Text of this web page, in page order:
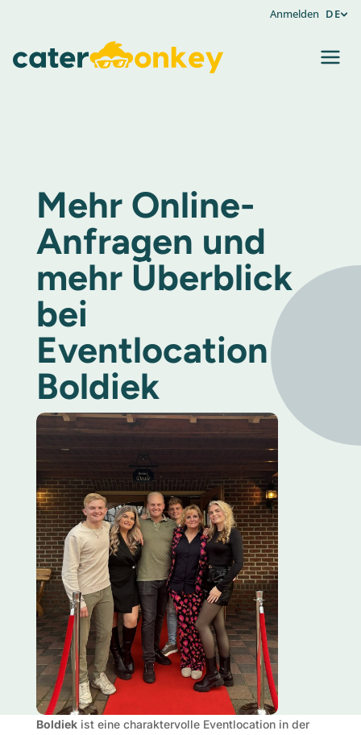
Anmelden DE
Mehr Online-
Anfragen und
mehr Überblick
bei
Eventlocation
Boldiek
Boldiekist eine charaktervolle Eventlocation in der